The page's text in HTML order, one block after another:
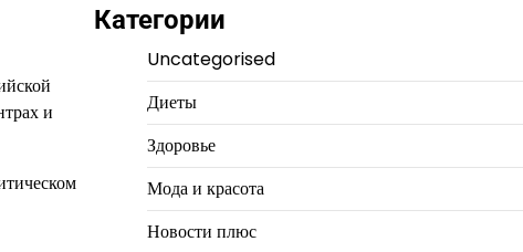
и
Категории
Uncategorised
Диеты
Здоровье
Мода и красота
Новости плюс